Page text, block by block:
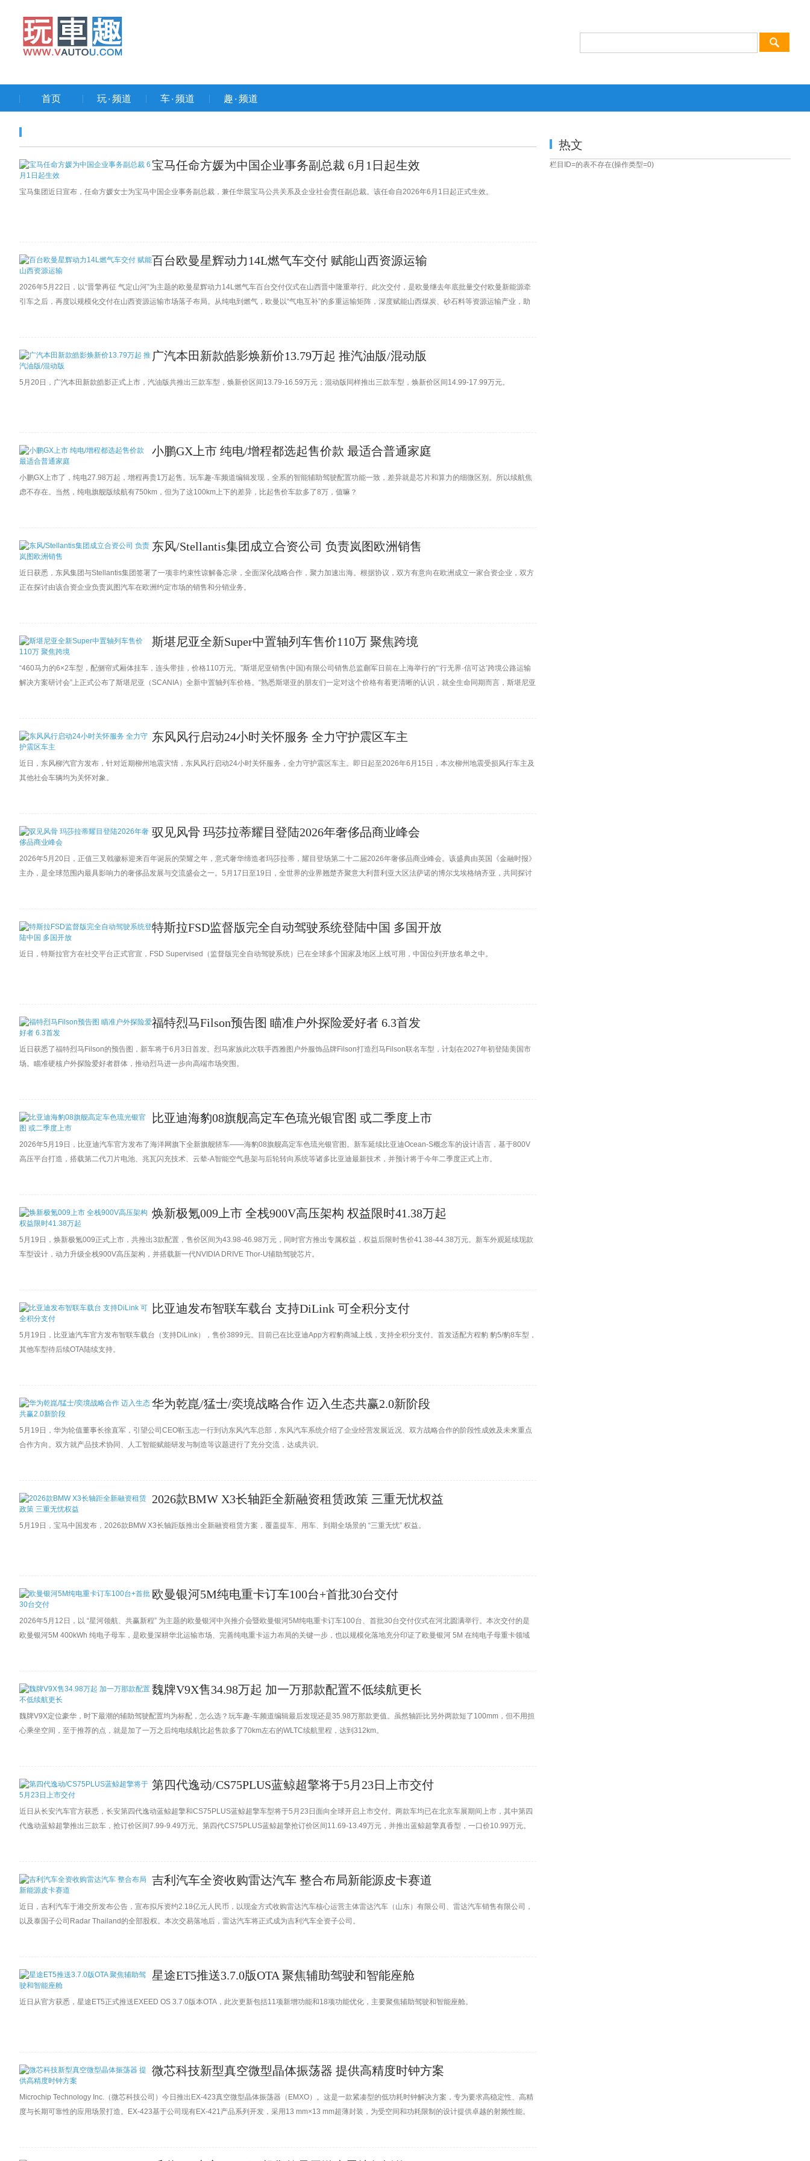
首页 玩۰频道 车۰频道 趣۰频道
宝马任命方媛为中国企业事务副总裁 6月1日起生效
宝马集团近日宣布，任命方媛女士为宝马中国企业事务副总裁，兼任华晨宝马公共关系及企业社会责任副总裁。该任命自2026年6月1日起正式生效。
百台欧曼星辉动力14L燃气车交付 赋能山西资源运输
2026年5月22日，以“晋擎再征 气定山河”为主题的欧曼星辉动力14L燃气车百台交付仪式在山西晋中隆重举行。此次交付，是欧曼继去年底批量交付欧曼新能源牵
引车之后，再度以规模化交付在山西资源运输市场落子布局。从纯电到燃气，欧曼以“气电互补”的多重运输矩阵，深度赋能山西煤炭、砂石料等资源运输产业，助
广汽本田新款皓影焕新价13.79万起 推汽油版/混动版
5月20日，广汽本田新款皓影正式上市，汽油版共推出三款车型，焕新价区间13.79-16.59万元；混动版同样推出三款车型，焕新价区间14.99-17.99万元。
小鹏GX上市 纯电/增程都选起售价款 最适合普通家庭
小鹏GX上市了，纯电27.98万起，增程再贵1万起售。玩车趣-车频道编辑发现，全系的智能辅助驾驶配置功能一致，差异就是芯片和算力的细微区别。所以续航焦
虑不存在。当然，纯电旗舰版续航有750km，但为了这100km上下的差异，比起售价车款多了8万，值嘛？
东风/Stellantis集团成立合资公司 负责岚图欧洲销售
近日获悉，东风集团与Stellantis集团签署了一项非约束性谅解备忘录，全面深化战略合作，聚力加速出海。根据协议，双方有意向在欧洲成立一家合资企业，双方
正在探讨由该合资企业负责岚图汽车在欧洲约定市场的销售和分销业务。
斯堪尼亚全新Super中置轴列车售价110万 聚焦跨境
“460马力的6×2车型，配侧帘式厢体挂车，连头带挂，价格110万元。”斯堪尼亚销售(中国)有限公司销售总监蒯军日前在上海举行的“‘行无界·信可达’跨境公路运输
解决方案研讨会”上正式公布了斯堪尼亚（SCANIA）全新中置轴列车价格。“熟悉斯堪亚的朋友们一定对这个价格有着更清晰的认识，就全生命同期而言，斯堪尼亚
东风风行启动24小时关怀服务 全力守护震区车主
近日，东风柳汽官方发布，针对近期柳州地震灾情，东风风行启动24小时关怀服务，全力守护震区车主。即日起至2026年6月15日，本次柳州地震受损风行车主及
其他社会车辆均为关怀对象。
驭见风骨 玛莎拉蒂耀目登陆2026年奢侈品商业峰会
2026年5月20日，正值三叉戟徽标迎来百年诞辰的荣耀之年，意式奢华缔造者玛莎拉蒂，耀目登场第二十二届2026年奢侈品商业峰会。该盛典由英国《金融时报》
主办，是全球范围内最具影响力的奢侈品发展与交流盛会之一。5月17日至19日，全世界的业界翘楚齐聚意大利普利亚大区法萨诺的博尔戈埃格纳齐亚，共同探讨
特斯拉FSD监督版完全自动驾驶系统登陆中国 多国开放
近日，特斯拉官方在社交平台正式官宣，FSD Supervised（监督版完全自动驾驶系统）已在全球多个国家及地区上线可用，中国位列开放名单之中。
福特烈马Filson预告图 瞄准户外探险爱好者 6.3首发
近日获悉了福特烈马Filson的预告图，新车将于6月3日首发。烈马家族此次联手西雅图户外服饰品牌Filson打造烈马Filson联名车型，计划在2027年初登陆美国市
场。瞄准硬核户外探险爱好者群体，推动烈马进一步向高端市场突围。
比亚迪海豹08旗舰高定车色琉光银官图 或二季度上市
2026年5月19日，比亚迪汽车官方发布了海洋网旗下全新旗舰轿车——海豹08旗舰高定车色琉光银官图。新车延续比亚迪Ocean-S概念车的设计语言，基于800V
高压平台打造，搭载第二代刀片电池、兆瓦闪充技术、云辇-A智能空气悬架与后轮转向系统等诸多比亚迪最新技术，并预计将于今年二季度正式上市。
焕新极氪009上市 全栈900V高压架构 权益限时41.38万起
5月19日，焕新极氪009正式上市，共推出3款配置，售价区间为43.98-46.98万元，同时官方推出专属权益，权益后限时售价41.38-44.38万元。新车外观延续现款
车型设计，动力升级全栈900V高压架构，并搭载新一代NVIDIA DRIVE Thor-U辅助驾驶芯片。
比亚迪发布智联车载台 支持DiLink 可全积分支付
5月19日，比亚迪汽车官方发布智联车载台（支持DiLink），售价3899元。目前已在比亚迪App方程豹商城上线，支持全积分支付。首发适配方程豹 豹5/豹8车型，
其他车型待后续OTA陆续支持。
华为乾崑/猛士/奕境战略合作 迈入生态共赢2.0新阶段
5月19日，华为轮值董事长徐直军，引望公司CEO靳玉志一行到访东风汽车总部，东风汽车系统介绍了企业经营发展近况、双方战略合作的阶段性成效及未来重点
合作方向。双方就产品技术协同、人工智能赋能研发与制造等议题进行了充分交流，达成共识。
2026款BMW X3长轴距全新融资租赁政策 三重无忧权益
5月19日，宝马中国发布，2026款BMW X3长轴距版推出全新融资租赁方案，覆盖提车、用车、到期全场景的 “三重无忧” 权益。
欧曼银河5M纯电重卡订车100台+首批30台交付
2026年5月12日，以 “星河领航、共赢新程” 为主题的欧曼银河中兴推介会暨欧曼银河5M纯电重卡订车100台、首批30台交付仪式在河北圆满举行。本次交付的是
欧曼银河5M 400kWh 纯电子母车，是欧曼深耕华北运输市场、完善纯电重卡运力布局的关键一步，也以规模化落地充分印证了欧曼银河 5M 在纯电子母重卡领域
魏牌V9X售34.98万起 加一万那款配置不低续航更长
魏牌V9X定位豪华，时下最潮的辅助驾驶配置均为标配，怎么选？玩车趣-车频道编辑最后发现还是35.98万那款更值。虽然轴距比另外两款短了100mm，但不用担
心乘坐空间，至于推荐的点，就是加了一万之后纯电续航比起售款多了70km左右的WLTC续航里程，达到312km。
第四代逸动/CS75PLUS蓝鲸超擎将于5月23日上市交付
近日从长安汽车官方获悉，长安第四代逸动蓝鲸超擎和CS75PLUS蓝鲸超擎车型将于5月23日面向全球开启上市交付。两款车均已在北京车展期间上市，其中第四
代逸动蓝鲸超擎推出三款车，抢订价区间7.99-9.49万元。第四代CS75PLUS蓝鲸超擎抢订价区间11.69-13.49万元，并推出蓝鲸超擎真香型，一口价10.99万元。
吉利汽车全资收购雷达汽车 整合布局新能源皮卡赛道
近日，吉利汽车于港交所发布公告，宣布拟斥资约2.18亿元人民币，以现金方式收购雷达汽车核心运营主体雷达汽车（山东）有限公司、雷达汽车销售有限公司，
以及泰国子公司Radar Thailand的全部股权。本次交易落地后，雷达汽车将正式成为吉利汽车全资子公司。
星途ET5推送3.7.0版OTA 聚焦辅助驾驶和智能座舱
近日从官方获悉，星途ET5正式推送EXEED OS 3.7.0版本OTA，此次更新包括11项新增功能和18项功能优化，主要聚焦辅助驾驶和智能座舱。
微芯科技新型真空微型晶体振荡器 提供高精度时钟方案
Microchip Technology Inc.（微芯科技公司）今日推出EX-423真空微型晶体振荡器（EMXO）。这是一款紧凑型的低功耗时钟解决方案，专为要求高稳定性、高精
度与长期可靠性的应用场景打造。EX-423基于公司现有EX-421产品系列开发，采用13 mm×13 mm超薄封装，为受空间和功耗限制的设计提供卓越的射频性能。
热文
栏目ID=的表不存在(操作类型=0)